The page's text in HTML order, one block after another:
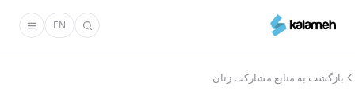
محتوای
EN
بازگشت به منابع مشارکت زنان